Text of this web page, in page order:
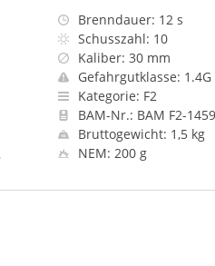
Brenndauer: 12 s
Schusszahl: 10
Kaliber: 30 mm
Gefahrgutklasse: 1.4G
Kategorie: F2
BAM-Nr.: BAM F2-1459
Bruttogewicht: 1,5 kg
NEM: 200 g